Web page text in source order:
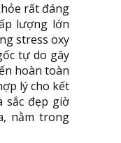
rất đáng
lượng lớn
stress oxy
tự do gây
hoàn toàn
lý cho kết
sắc đẹp giờ
nằm trong